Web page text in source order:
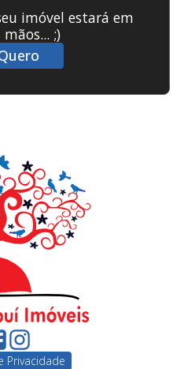
imóvel estará em
;)
Privacidade